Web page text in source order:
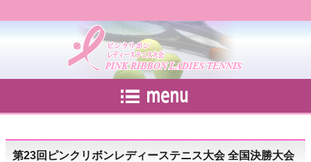
第23回ピンクリボンレディーステニス大会 全国決勝大会